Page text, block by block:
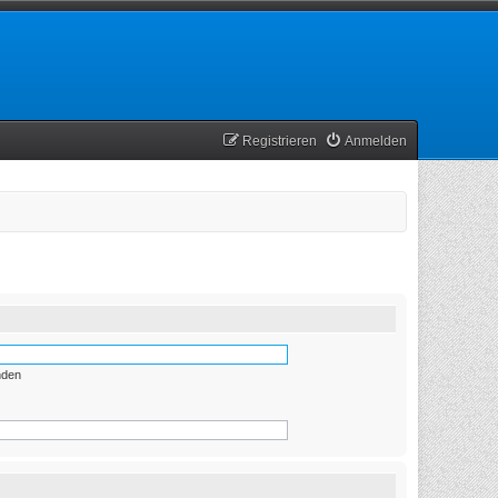
Anmelden
Registrieren